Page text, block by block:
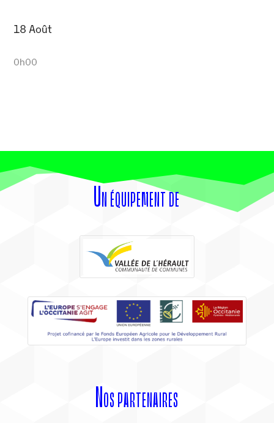
18 Août
0h00
Un équipement de
Nos partenaires